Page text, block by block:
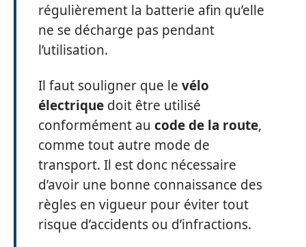
régulièrement la batterie afin qu’elle
ne se décharge pas pendant
l’utilisation.
Il faut souligner que le vélo
électrique doit être utilisé
conformément au code de la route,
comme tout autre mode de
transport. Il est donc nécessaire
d’avoir une bonne connaissance des
règles en vigueur pour éviter tout
risque d’accidents ou d’infractions.